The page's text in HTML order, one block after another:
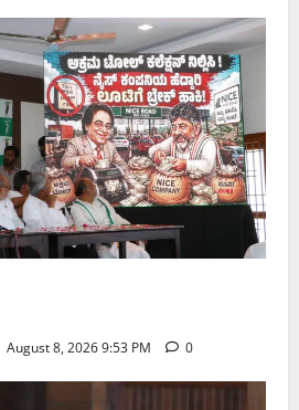
August 8, 2026 9:53 PM 0